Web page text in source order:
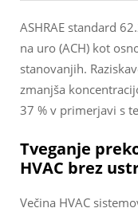
ASHRAE standard
na uro (ACH) kot
stanovanjih.
zmanjša
37 % v primerjavi s
Tveganje
HVAC brez
Večina HVAC